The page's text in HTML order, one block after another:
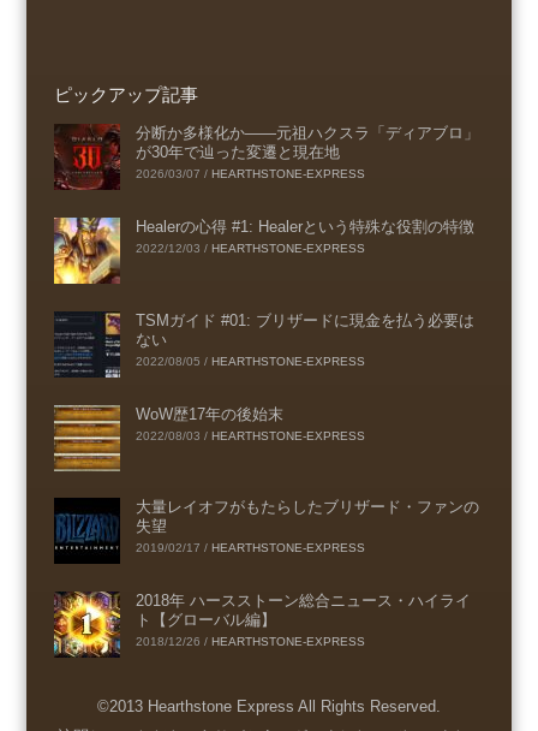
ピックアップ記事
分断か多様化か――元祖ハクスラ「ディアブロ」
が30年で辿った変遷と現在地
2026/03/07 / HEARTHSTONE-EXPRESS
Healerの心得 #1: Healerという特殊な役割の特徴
2022/12/03 / HEARTHSTONE-EXPRESS
TSMガイド #01: ブリザードに現金を払う必要は
ない
2022/08/05 / HEARTHSTONE-EXPRESS
WoW歴17年の後始末
2022/08/03 / HEARTHSTONE-EXPRESS
大量レイオフがもたらしたブリザード・ファンの
失望
2019/02/17 / HEARTHSTONE-EXPRESS
2018年 ハースストーン総合ニュース・ハイライ
ト【グローバル編】
2018/12/26 / HEARTHSTONE-EXPRESS
©2013 Hearthstone Express All Rights Reserved.